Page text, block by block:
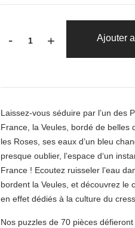
- + Ajouter
Laissez-vous séduire par l’un des
France, la Veules, bordé de belles
les Roses, ses eaux d’un bleu
presque oublier, l’espace d‘un
France ! Ecoutez ruisseler l’eau
bordent la Veules, et découvrez le
en effet dédiés à la culture du
Nos puzzles de 70 pièces